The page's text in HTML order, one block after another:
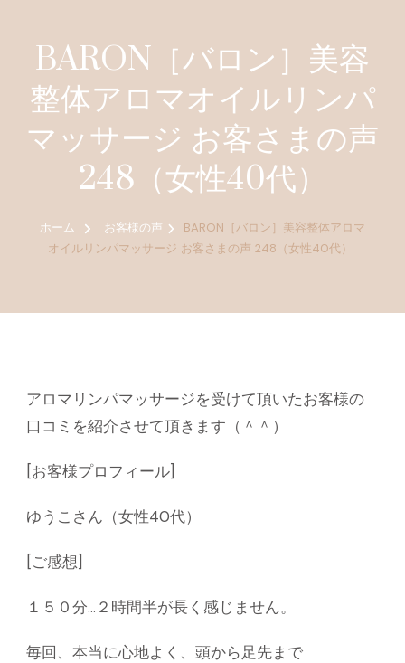
BARON［バロン］美容
整体アロマオイルリンパ
マッサージ お客さまの声
248（女性40代）
ホーム お客様の声
BARON［バロン］美容整体アロマ
オイルリンパマッサージ お客さまの声 248（女性40代）
アロマリンパマッサージを受けて頂いたお客様の
口コミを紹介させて頂きます（＾＾）
[お客様プロフィール]
ゆうこさん（女性40代）
[ご感想]
１５０分…２時間半が長く感じません。
毎回、本当に心地よく、頭から足先まで